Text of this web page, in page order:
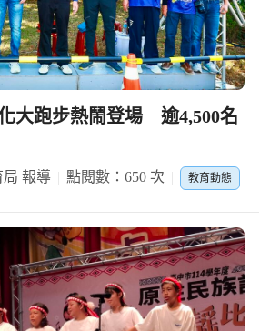
大跑步熱鬧登場 逾4,500名
局 報導 點閱數：650 次 教育動態